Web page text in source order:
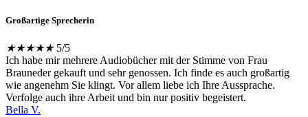
Großartige Sprecherin
★★★★★ 5/5
Ich habe mir mehrere Audiobücher mit der Stimme von Frau
Brauneder gekauft und sehr genossen. Ich finde es auch großartig
wie angenehm Sie klingt. Vor allem liebe ich Ihre Aussprache.
Verfolge auch ihre Arbeit und bin nur positiv begeistert.
Bella V.